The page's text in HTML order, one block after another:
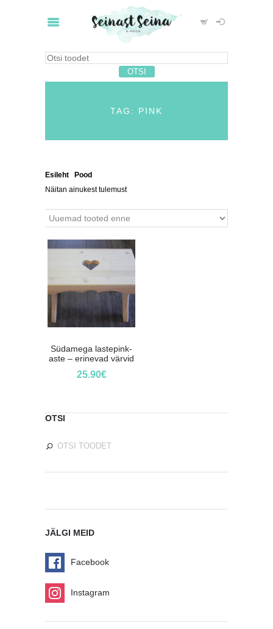
TAG: PINK
Esileht Pood
Näitan ainukest tulemust
Südamega lastepink-
aste – erinevad värvid
25.90€
OTSI
JÄLGI MEID
Facebook
Instagram